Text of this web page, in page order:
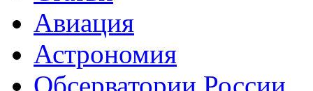
Авиация
Астрономия
Обсерватории России